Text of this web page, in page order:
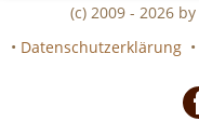
(c) 2009 - 2026 by
• Datenschutzerklärung •